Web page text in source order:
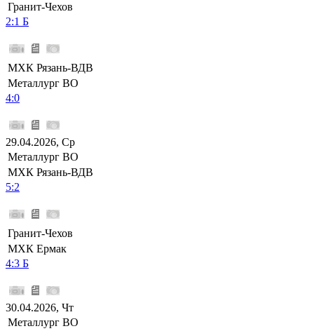
Гранит-Чехов
2:1 Б
МХК Рязань-ВДВ
Металлург ВО
4:0
29.04.2026, Ср
Металлург ВО
МХК Рязань-ВДВ
5:2
Гранит-Чехов
МХК Ермак
4:3 Б
30.04.2026, Чт
Металлург ВО